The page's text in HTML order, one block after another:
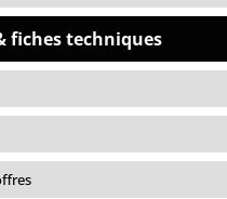
fiches techniques